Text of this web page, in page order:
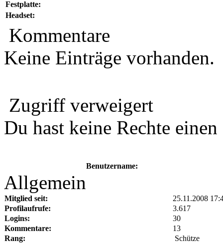
Festplatte:
Headset:
Kommentare
Keine Einträge vorhanden.
Zugriff verweigert
Du hast keine Rechte
Benutzername:
Allgemein
Mitglied seit:
25.11.2008
Profilaufrufe:
3.617
Logins:
30
Kommentare:
13
Rang:
Schütze